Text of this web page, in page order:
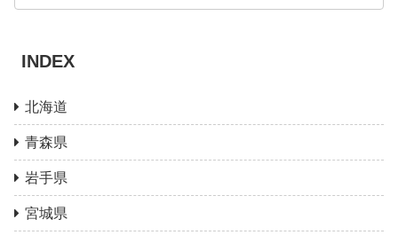
INDEX
北海道
青森県
岩手県
宮城県